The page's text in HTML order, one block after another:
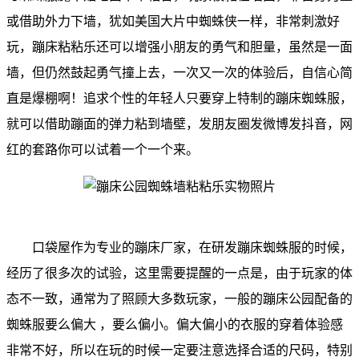
或借助外力下墙，犹如美国大片中蜘蛛侠一样，非常刺激好
玩，蹦床粘粘乐还可以增强小朋友的勇气和胆量，虽然是一面
墙，但仍然鼓起勇气撞上去，一次又一次的体验后，自信心简
直是爆棚啊！追求个性的年轻人只要穿上特制的蹦床蜘蛛服，
就可以借助蹦面的弹力粘到墙壁，发朋友圈发微博发抖音，网
红的套路你可以试着一个一个来。
口袋屋作为专业的蹦床厂家，在研发蹦床蜘蛛服的时候，
经历了很多次的试验，这里需要提醒的一点是，由于玩家的体
态不一致，通常为了照顾大多数玩家，一般的蹦床公园配备的
蜘蛛服要么偏大 ，要么偏小。偏大偏小的衣服的穿着体验感
非常不好，所以在玩的时候一定要注意选择合适的尺码，特别